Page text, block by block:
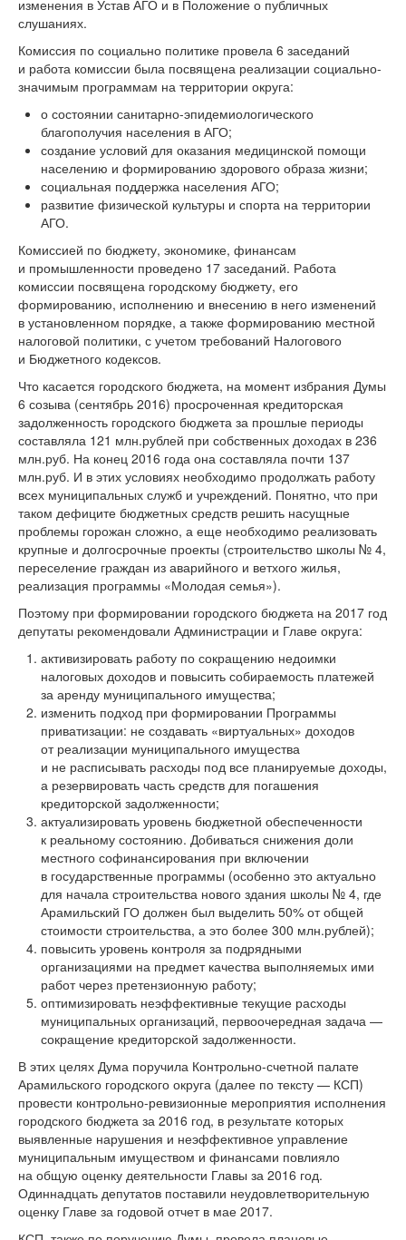
изменения в Устав АГО и в Положение о публичных
слушаниях.
Комиссия по социально политике провела 6 заседаний
и работа комиссии была посвящена реализации социально-
значимым программам на территории округа:
о состоянии санитарно-эпидемиологического
благополучия населения в АГО;
создание условий для оказания медицинской помощи
населению и формированию здорового образа жизни;
социальная поддержка населения АГО;
развитие физической культуры и спорта на территории
АГО.
Комиссией по бюджету, экономике, финансам
и промышленности проведено 17 заседаний. Работа
комиссии посвящена городскому бюджету, его
формированию, исполнению и внесению в него изменений
в установленном порядке, а также формированию местной
налоговой политики, с учетом требований Налогового
и Бюджетного кодексов.
Что касается городского бюджета, на момент избрания Думы
6 созыва (сентябрь 2016) просроченная кредиторская
задолженность городского бюджета за прошлые периоды
составляла 121 млн.рублей при собственных доходах в 236
млн.руб. На конец 2016 года она составляла почти 137
млн.руб. И в этих условиях необходимо продолжать работу
всех муниципальных служб и учреждений. Понятно, что при
таком дефиците бюджетных средств решить насущные
проблемы горожан сложно, а еще необходимо реализовать
крупные и долгосрочные проекты (строительство школы № 4,
переселение граждан из аварийного и ветхого жилья,
реализация программы «Молодая семья»).
Поэтому при формировании городского бюджета на 2017 год
депутаты рекомендовали Администрации и Главе округа:
активизировать работу по сокращению недоимки
налоговых доходов и повысить собираемость платежей
за аренду муниципального имущества;
изменить подход при формировании Программы
приватизации: не создавать «виртуальных» доходов
от реализации муниципального имущества
и не расписывать расходы под все планируемые доходы,
а резервировать часть средств для погашения
кредиторской задолженности;
актуализировать уровень бюджетной обеспеченности
к реальному состоянию. Добиваться снижения доли
местного софинансирования при включении
в государственные программы (особенно это актуально
для начала строительства нового здания школы № 4, где
Арамильский ГО должен был выделить 50% от общей
стоимости строительства, а это более 300 млн.рублей);
повысить уровень контроля за подрядными
организациями на предмет качества выполняемых ими
работ через претензионную работу;
оптимизировать неэффективные текущие расходы
муниципальных организаций, первоочередная задача —
сокращение кредиторской задолженности.
В этих целях Дума поручила Контрольно-счетной палате
Арамильского городского округа (далее по тексту — КСП)
провести контрольно-ревизионные мероприятия исполнения
городского бюджета за 2016 год, в результате которых
выявленные нарушения и неэффективное управление
муниципальным имуществом и финансами повлияло
на общую оценку деятельности Главы за 2016 год.
Одиннадцать депутатов поставили неудовлетворительную
оценку Главе за годовой отчет в мае 2017.